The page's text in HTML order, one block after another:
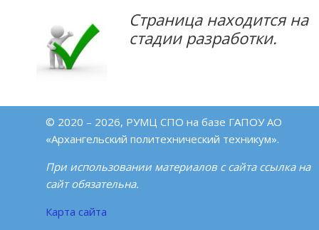
Страница находится на
стадии разработки.
© 2020 – 2026, РУМЦ СПО на базе ГАПОУ АО
«Архангельский политехнический техникум».
При использовании материалов с сайта ссылка на
сайт обязательна.
Карта сайта